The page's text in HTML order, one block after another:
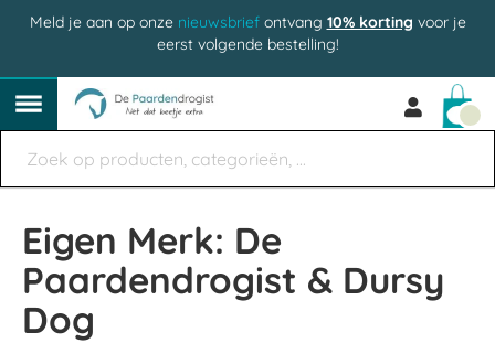
Meld je aan op onze nieuwsbriefontvang 10% korting voor je
eerst volgende bestelling!
Eigen Merk: De
Paardendrogist & Dursy
Dog